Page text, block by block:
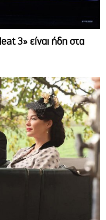
3» είναι ήδη στα